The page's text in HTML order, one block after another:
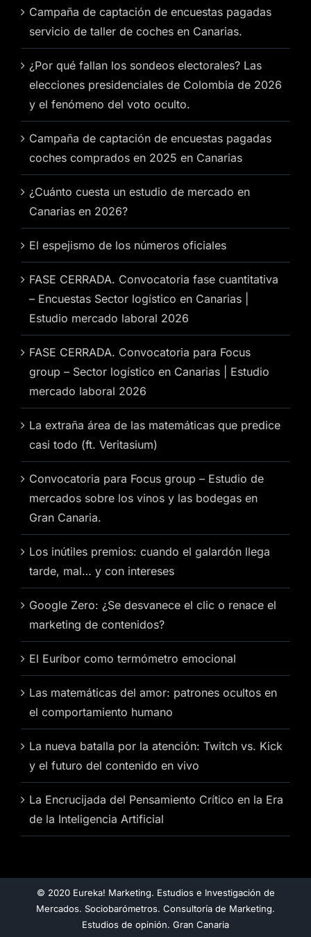
Campaña de captación de encuestas pagadas
servicio de taller de coches en Canarias.
¿Por qué fallan los sondeos electorales? Las
elecciones presidenciales de Colombia de 2026
y el fenómeno del voto oculto.
Campaña de captación de encuestas pagadas
coches comprados en 2025 en Canarias
¿Cuánto cuesta un estudio de mercado en
Canarias en 2026?
El espejismo de los números oficiales
FASE CERRADA. Convocatoria fase cuantitativa
– Encuestas Sector logístico en Canarias |
Estudio mercado laboral 2026
FASE CERRADA. Convocatoria para Focus
group – Sector logístico en Canarias | Estudio
mercado laboral 2026
La extraña área de las matemáticas que predice
casi todo (ft. Veritasium)
Convocatoria para Focus group – Estudio de
mercados sobre los vinos y las bodegas en
Gran Canaria.
Los inútiles premios: cuando el galardón llega
tarde, mal… y con intereses
Google Zero: ¿Se desvanece el clic o renace el
marketing de contenidos?
El Euríbor como termómetro emocional
Las matemáticas del amor: patrones ocultos en
el comportamiento humano
La nueva batalla por la atención: Twitch vs. Kick
y el futuro del contenido en vivo
La Encrucijada del Pensamiento Crítico en la Era
de la Inteligencia Artificial
© 2020 Eureka! Marketing. Estudios e Investigación de
Mercados. Sociobarómetros. Consultoría de Marketing.
Estudios de opinión. Gran Canaria